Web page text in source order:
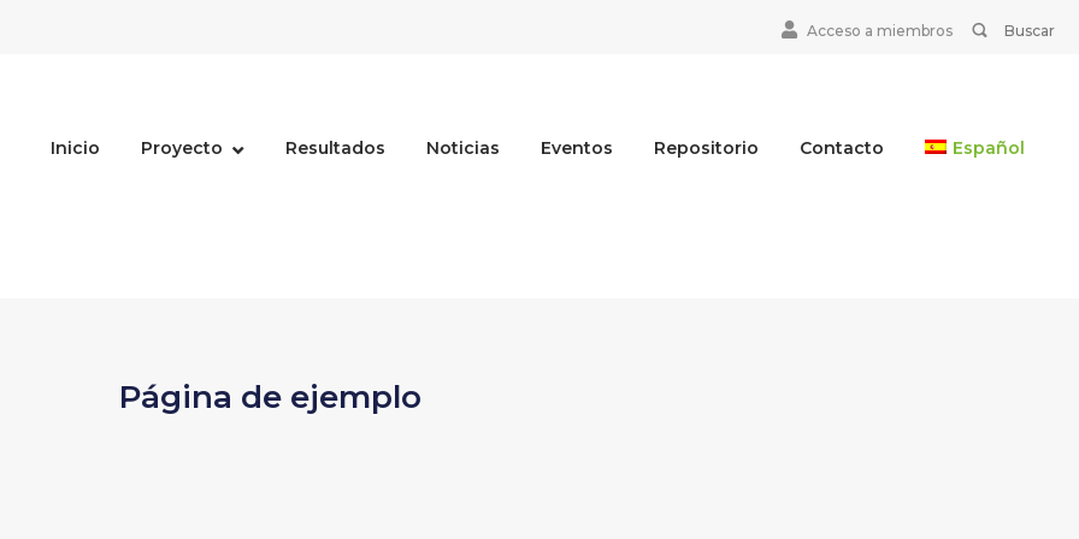
Acceso a miembros
Search
BUSCAR
Inicio Proyecto Resultados Noticias Eventos Repositorio Contacto Español
Página de ejemplo